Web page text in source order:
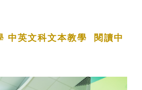
中英文科文本教學 閱讀中